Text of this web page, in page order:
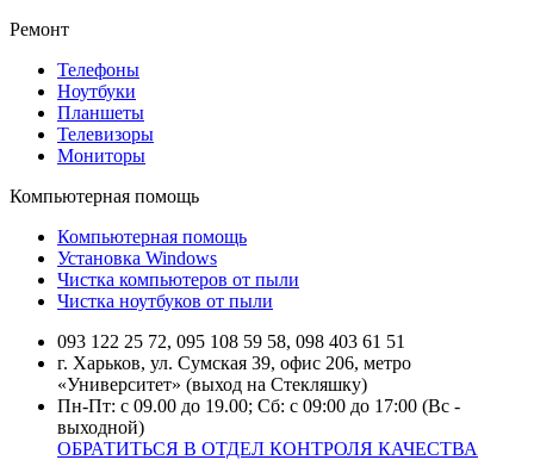
Ремонт
Телефоны
Ноутбуки
Планшеты
Телевизоры
Мониторы
Компьютерная помощь
Компьютерная помощь
Установка Windows
Чистка компьютеров от пыли
Чистка ноутбуков от пыли
093 122 25 72, 095 108 59 58, 098 403 61 51
г. Харьков, ул. Сумская 39, офис 206, метро
«Университет» (выход на Стекляшку)
Пн-Пт: с 09.00 до 19.00; Сб: с 09:00 до 17:00 (Вс -
выходной)
ОБРАТИТЬСЯ В ОТДЕЛ КОНТРОЛЯ КАЧЕСТВА